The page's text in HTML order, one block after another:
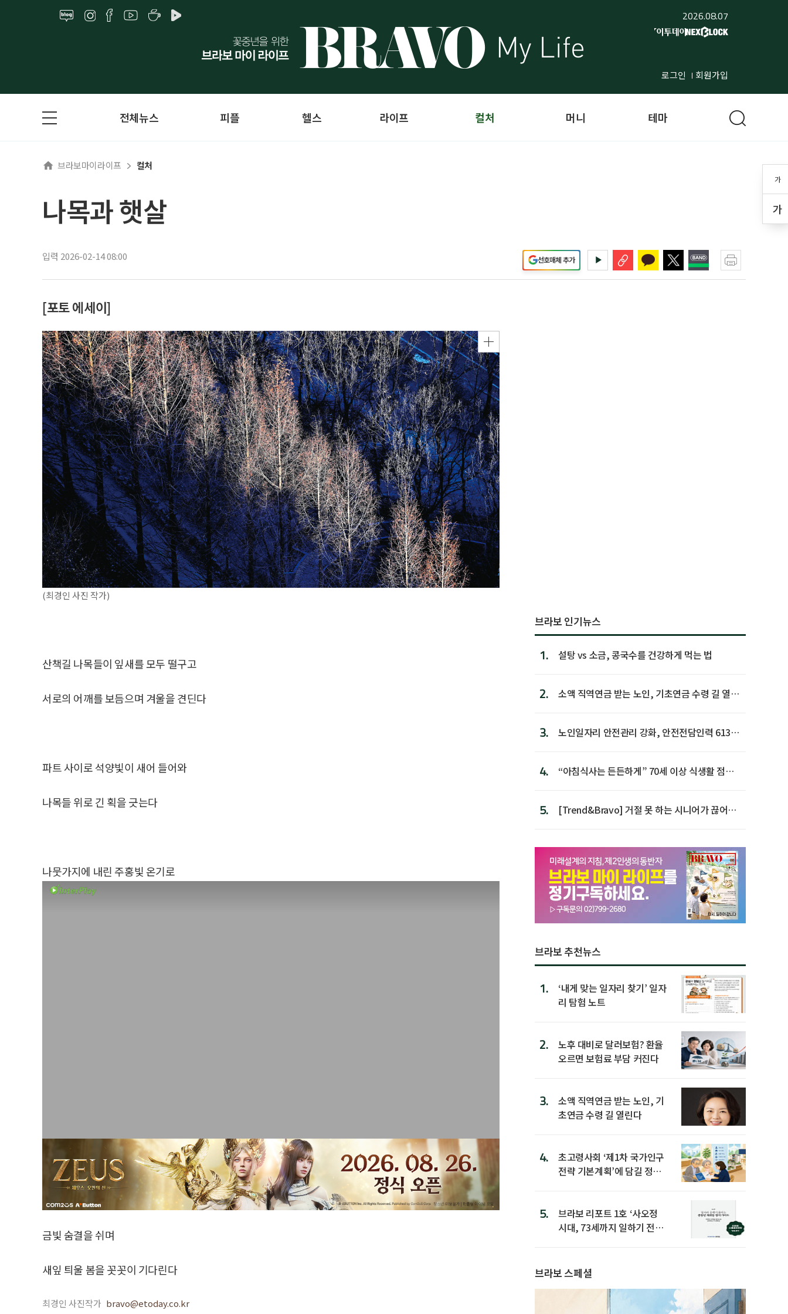
2026.08.07
로그인 회원가입
가
가
전체뉴스 피플 헬스 라이프 컬처 머니 테마
브라보마이라이프 컬처
나목과 햇살
입력 2026-02-14 08:00 선호매체 추가
[포토 에세이]
(최경인 사진 작가)
산책길 나목들이 잎새를 모두 떨구고
서로의 어깨를 보듬으며 겨울을 견딘다
파트 사이로 석양빛이 새어 들어와
나목들 위로 긴 획을 긋는다
나뭇가지에 내린 주홍빛 온기로
금빛 숨결을 쉬며
새잎 틔울 봄을 꼿꼿이 기다린다
최경인 사진작가 bravo@etoday.co.kr
브라보 인기뉴스
1. 설탕 vs 소금, 콩국수를 건강하게 먹는 법
2.
소액 직역연금 받는 노인, 기초연금 수령 길 열린
3.
노인일자리 안전관리 강화, 안전전담인력 613명
4.
“아침식사는 든든하게” 70세 이상 식생활 점수
5.
[Trend&Bravo] 거절 못 하는 시니어가 끊어야
브라보 추천뉴스
1.
‘내게 맞는 일자리 찾기’ 일자
리 탐험 노트
2.
노후 대비로 달러보험? 환율
오르면 보험료 부담 커진다
3.
소액 직역연금 받는 노인, 기
초연금 수령 길 열린다
4.
초고령사회 ‘제1차 국가인구
전략 기본계획’에 담길 정책
5.
브라보 리포트 1호 ‘사오정
시대, 73세까지 일하기 전략’
브라보 스페셜